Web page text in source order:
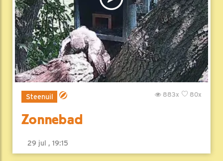
Steenuil 80x
883x
Zonnebad
29 jul , 19:15